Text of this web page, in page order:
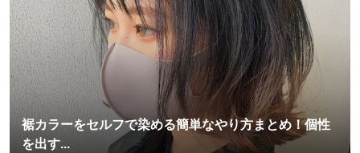
裾カラーをセルフで染める簡単なやり方まとめ！個性
を出す...